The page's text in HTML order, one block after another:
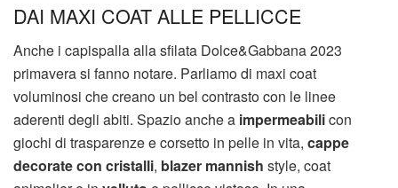
DAI MAXI COAT ALLE PELLICCE
Anche i capispalla alla sfilata Dolce&Gabbana 2023
primavera si fanno notare. Parliamo di maxi coat
voluminosi che creano un bel contrasto con le linee
aderenti degli abiti. Spazio anche a impermeabilicon
giochi di trasparenze e corsetto in pelle in vita, cappe
decorate con cristalli, blazer mannish style, coat